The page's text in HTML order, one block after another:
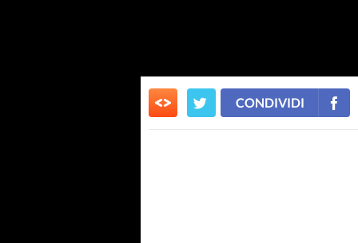
CONDIVIDI